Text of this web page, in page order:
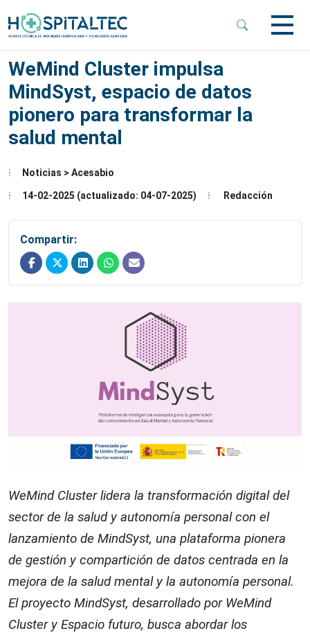
Menu
Menu
Menu
WeMind Cluster impulsa
MindSyst, espacio de datos
pionero para transformar la
salud mental
Noticias > Acesabio
14-02-2025 (actualizado: 04-07-2025) Redacción
Compartir:
WeMind Cluster lidera la transformación digital del
sector de la salud y autonomía personal con el
lanzamiento de MindSyst, una plataforma pionera
de gestión y compartición de datos centrada en la
mejora de la salud mental y la autonomía personal.
El proyecto MindSyst, desarrollado por WeMind
Cluster y Espacio futuro, busca abordar los